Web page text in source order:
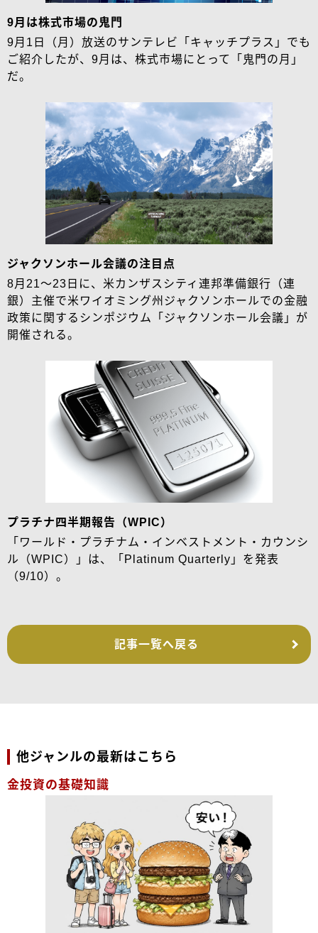
9月は株式市場の鬼門
9月1日（月）放送のサンテレビ「キャッチプラス」でも
ご紹介したが、9月は、株式市場にとって「鬼門の月」
だ。
ジャクソンホール会議の注目点
8月21～23日に、米カンザスシティ連邦準備銀行（連
銀）主催で米ワイオミング州ジャクソンホールでの金融
政策に関するシンポジウム「ジャクソンホール会議」が
開催される。
プラチナ四半期報告（WPIC）
「ワールド・プラチナム・インベストメント・カウンシ
ル（WPIC）」は、「Platinum Quarterly」を発表
（9/10）。
記事一覧へ戻る
他ジャンルの最新はこちら
金投資の基礎知識